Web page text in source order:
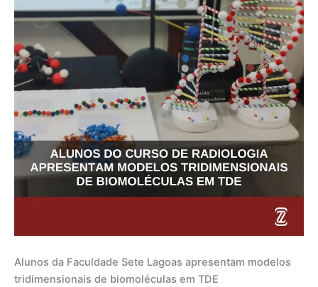
Alunos da Faculdade Sete Lagoas apresentam modelos
tridimensionais de biomoléculas em TDE